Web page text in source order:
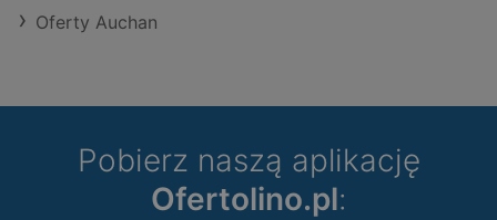
Oferty Auchan
Pobierz naszą aplikację
Ofertolino.pl: